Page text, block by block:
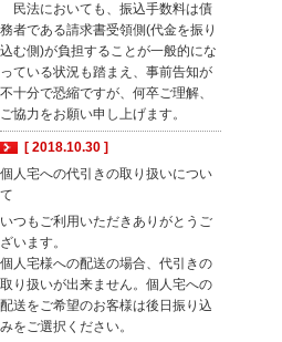
民法においても、振込手数料は債
務者である請求書受領側(代金を振り
込む側)が負担することが一般的にな
っている状況も踏まえ、事前告知が
不十分で恐縮ですが、何卒ご理解、
ご協力をお願い申し上げます。
[ 2018.10.30 ]
個人宅への代引きの取り扱いについ
て
いつもご利用いただきありがとうご
ざいます。
個人宅様への配送の場合、代引きの
取り扱いが出来ません。個人宅への
配送をご希望のお客様は後日振り込
みをご選択ください。